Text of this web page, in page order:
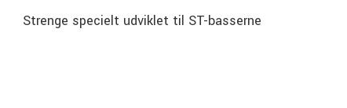
Strenge specielt udviklet til ST-basserne